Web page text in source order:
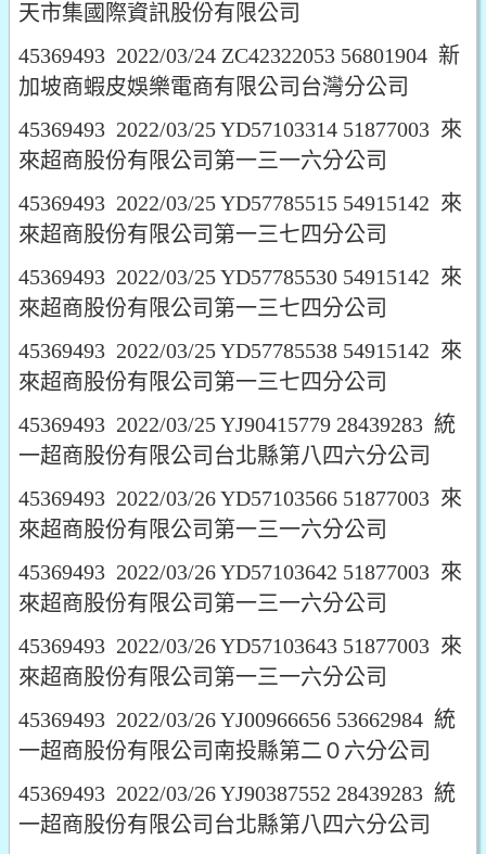
天市集國際資訊股份有限公司
45369493 2022/03/24 ZC42322053 56801904 新
加坡商蝦皮娛樂電商有限公司台灣分公司
45369493 2022/03/25 YD57103314 51877003 來
來超商股份有限公司第一三一六分公司
45369493 2022/03/25 YD57785515 54915142 來
來超商股份有限公司第一三七四分公司
45369493 2022/03/25 YD57785530 54915142 來
來超商股份有限公司第一三七四分公司
45369493 2022/03/25 YD57785538 54915142 來
來超商股份有限公司第一三七四分公司
45369493 2022/03/25 YJ90415779 28439283 統
一超商股份有限公司台北縣第八四六分公司
45369493 2022/03/26 YD57103566 51877003 來
來超商股份有限公司第一三一六分公司
45369493 2022/03/26 YD57103642 51877003 來
來超商股份有限公司第一三一六分公司
45369493 2022/03/26 YD57103643 51877003 來
來超商股份有限公司第一三一六分公司
45369493 2022/03/26 YJ00966656 53662984 統
一超商股份有限公司南投縣第二０六分公司
45369493 2022/03/26 YJ90387552 28439283 統
一超商股份有限公司台北縣第八四六分公司